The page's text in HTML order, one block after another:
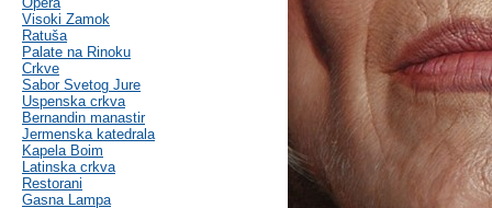
Visoki Zamok
Ratuša
Palate na Rinoku
Crkve
Sabor Svetog Jure
Uspenska crkva
Bernandin manastir
Jermenska katedrala
Kapela Boim
Latinska crkva
Restorani
Gasna Lampa